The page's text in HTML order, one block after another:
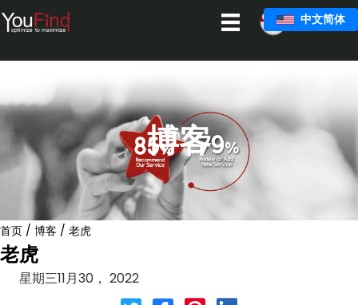
跳
至
容
中文简体
博客
首页 / 博客 / 老虎
老虎
星期三11月30， 2022